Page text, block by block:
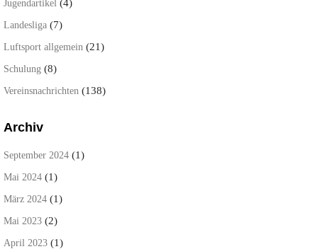
Jugendartikel (4)
Landesliga (7)
Luftsport allgemein (21)
Schulung (8)
Vereinsnachrichten (138)
Archiv
September 2024 (1)
Mai 2024 (1)
März 2024 (1)
Mai 2023 (2)
April 2023 (1)